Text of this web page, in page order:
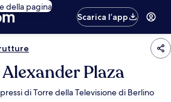
della pagina
Scarica l’app
Plaza
di Torre della Televisione di Berlino